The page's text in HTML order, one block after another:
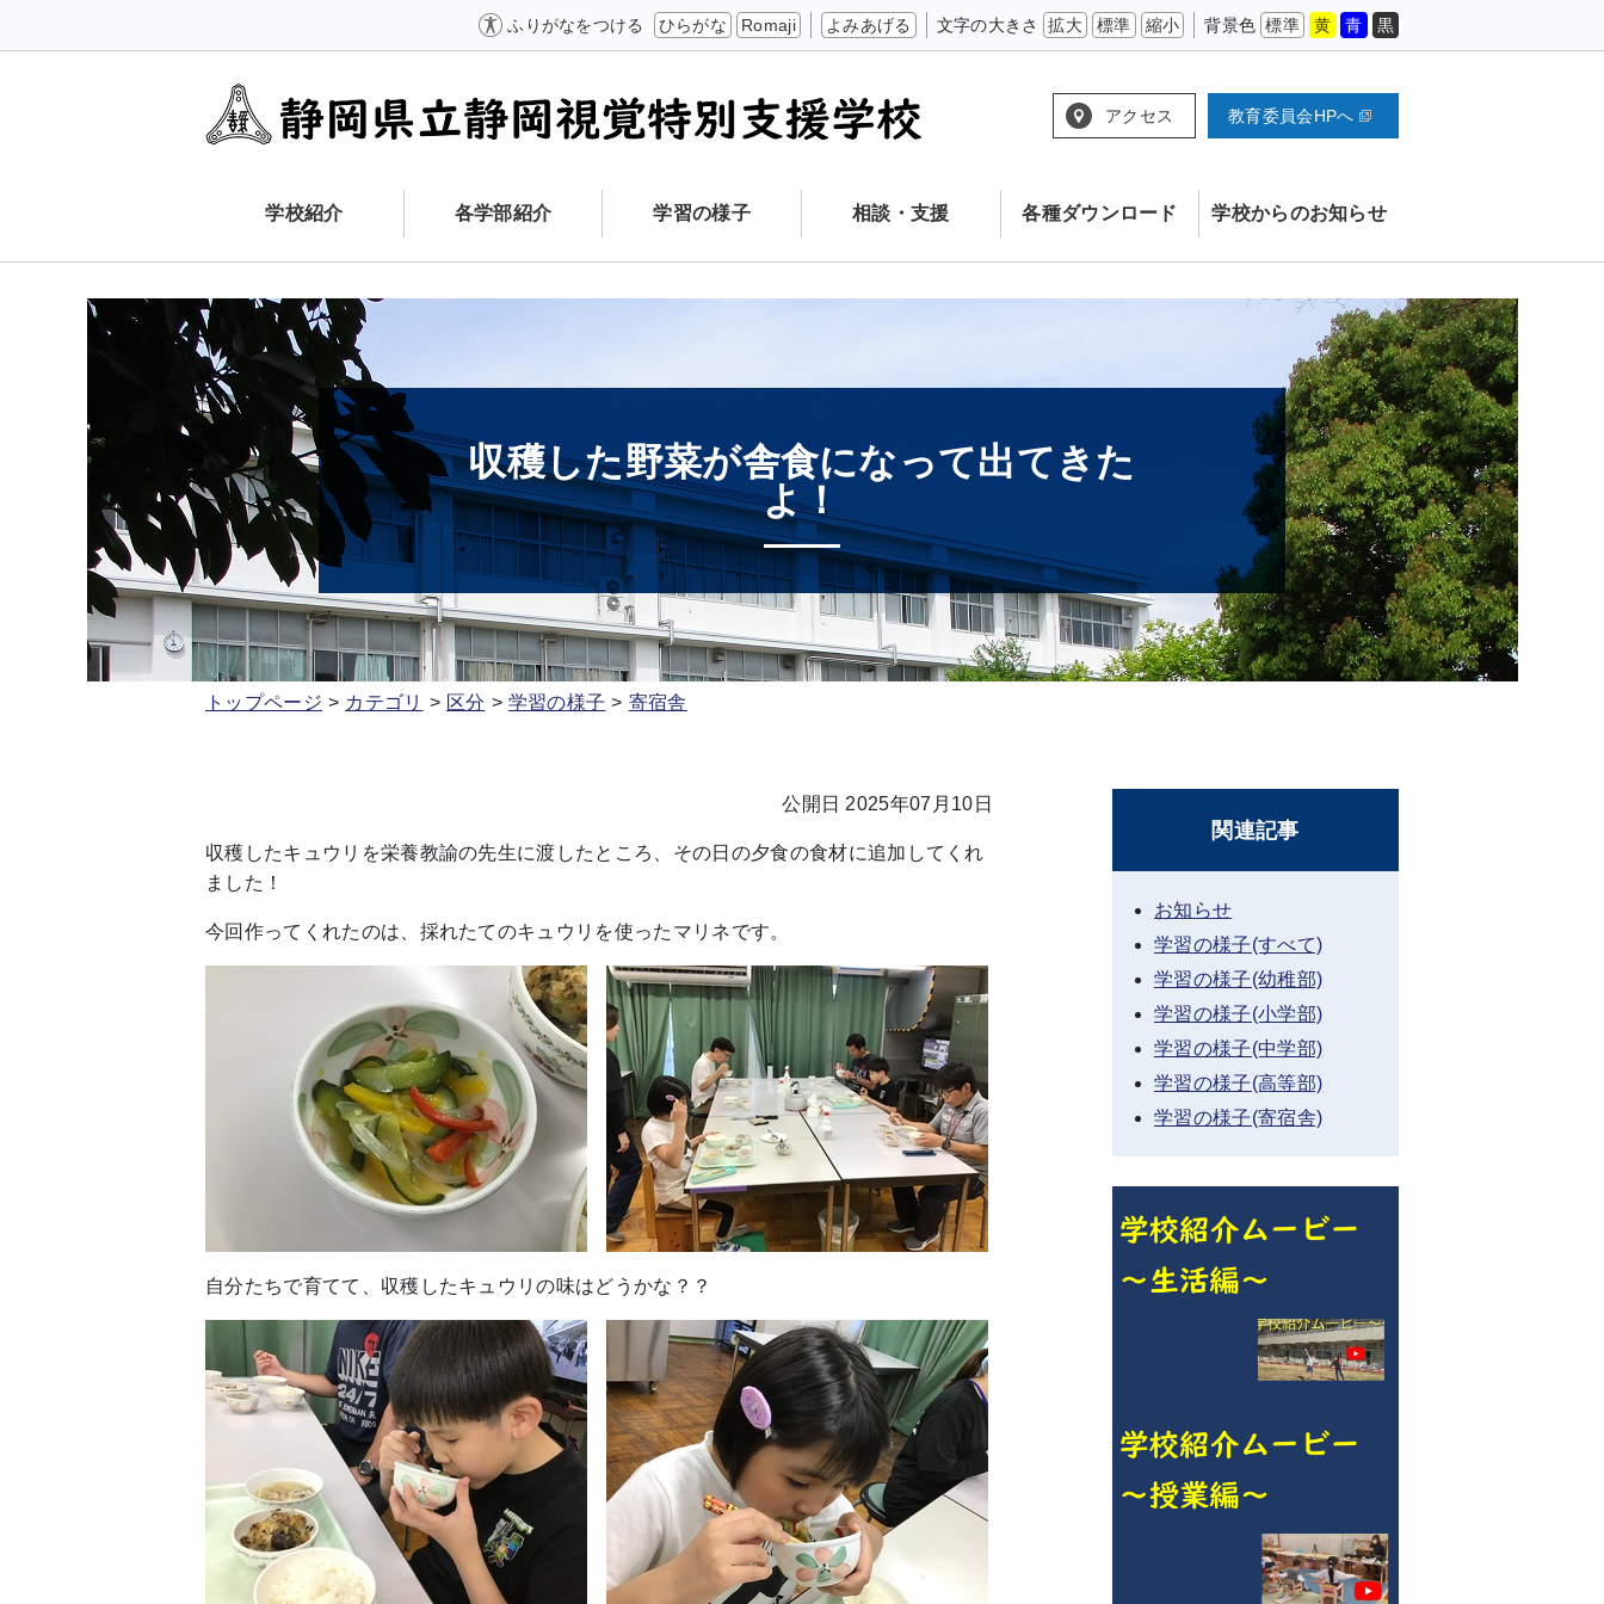
ふりがなをつける ひらがな Romaji よみあげる 文字の大きさ 拡大 標準 縮小 背景色 標準 黄 青 黒
アクセス 教育委員会HPへ
学校紹介 各学部紹介 学習の様子 相談・支援 各種ダウンロード 学校からのお知らせ
収穫した野菜が舎食になって出てきた
よ！
トップページ カテゴリ 区分 学習の様子 寄宿舎
公開日 2025年07月10日
収穫したキュウリを栄養教諭の先生に渡したところ、その日の夕食の食材に追加してくれ
ました！
今回作ってくれたのは、採れたてのキュウリを使ったマリネです。
自分たちで育てて、収穫したキュウリの味はどうかな？？
関連記事
お知らせ
学習の様子(すべて)
学習の様子(幼稚部)
学習の様子(小学部)
学習の様子(中学部)
学習の様子(高等部)
学習の様子(寄宿舎)